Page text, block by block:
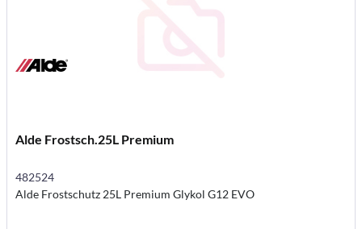
Alde Frostsch.25L Premium
482524
Alde Frostschutz 25L Premium Glykol G12 EVO